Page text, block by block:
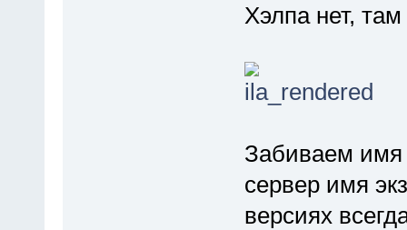
Хэлпа нет,
Забиваем имя
сервер имя
версиях